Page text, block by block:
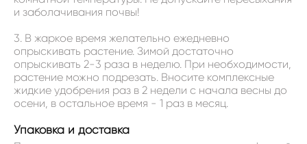
и заболачивания почвы!
3. В жаркое время желательно ежедневно
опрыскивать растение. Зимой достаточно
опрыскивать 2-3 раза в неделю. При необходимости,
растение можно подрезать. Вносите комплексные
жидкие удобрения раз в 2 недели с начала весны до
осени, в остальное время - 1 раз в месяц.
Упаковка и доставка